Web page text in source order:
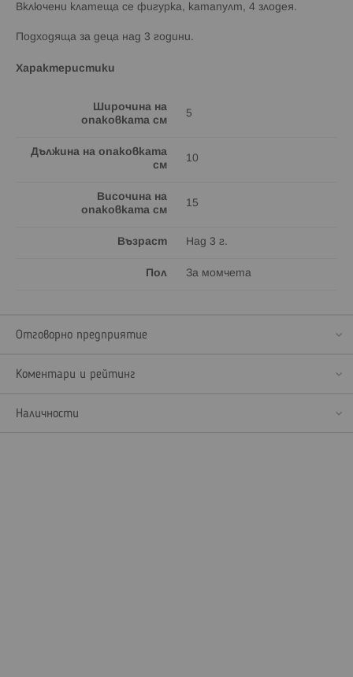
Включени клатеща се фигурка, катапулт, 4 злодея.
Подходяща за деца над 3 години.
Характеристики
Широчина на
опаковката см
5
Дължина на опаковката
см
10
Височина на
опаковката см
15
Възраст Над 3 г.
Пол За момчета
Отговорно предприятие
Коментари и рейтинг
Наличности